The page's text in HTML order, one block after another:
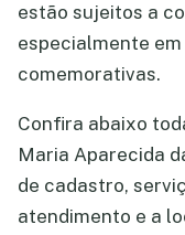
estão sujeitos a
especialmente
comemorativas.
Confira abaixo
Maria Aparecida
de cadastro,
atendimento e a